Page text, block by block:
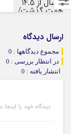
ارسال دیدگاه
مجموع دیدگاهها : 0
در انتظار بررسی : 0
انتشار یافته : 0
دیدگاه خود را اینجا